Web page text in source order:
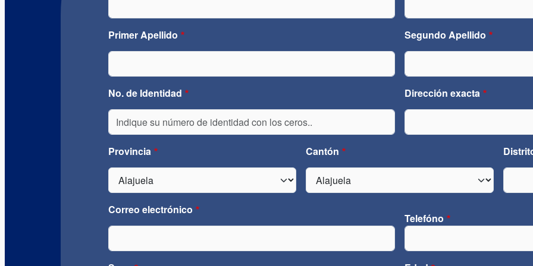
Primer Apellido Segundo Apellido
No. de Identidad Dirección exacta
Provincia Cantón
Correo electrónico
Telefóno